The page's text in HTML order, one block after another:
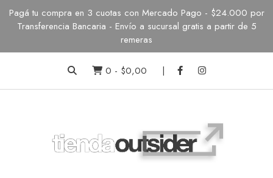
Pagá tu compra en 3 cuotas con Mercado Pago - $24.000 por
Transferencia Bancaria - Envío a sucursal gratis a partir de 5
remeras
0 - $0,00